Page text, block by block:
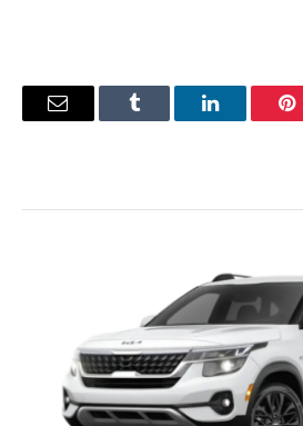
بينتيريستلينكدإن Tumblr
البريد